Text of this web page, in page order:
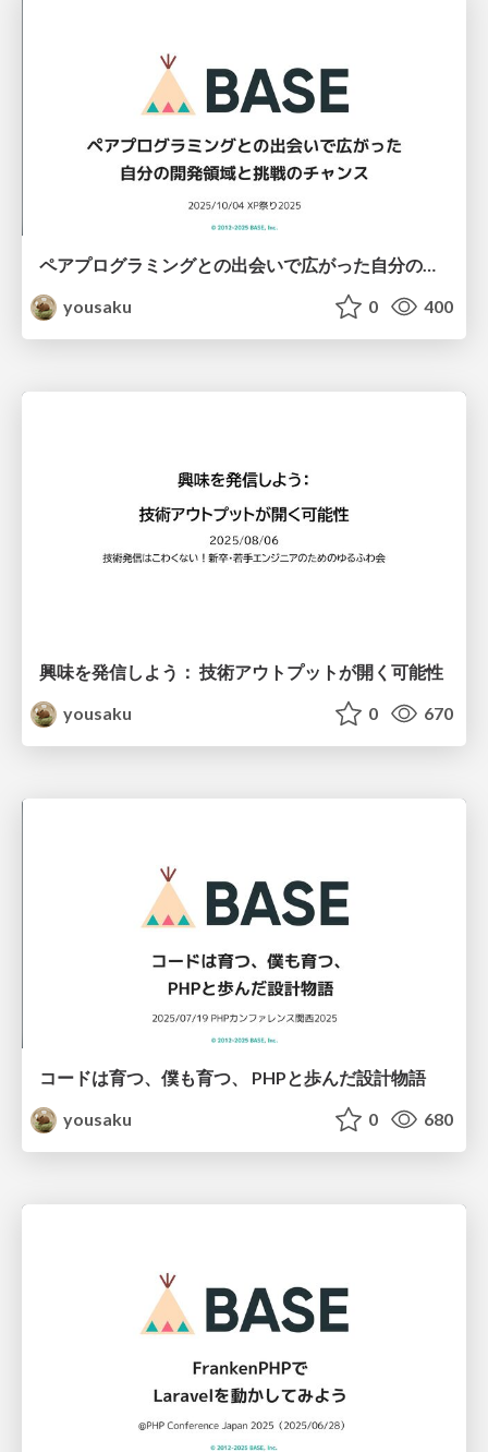
ペアプログラミングとの出会いで広がった自分の開発領域と挑戦のチャンス
yousaku
0 400
興味を発信しよう： 技術アウトプットが開く可能性
yousaku
0 670
コードは育つ、僕も育つ、 PHPと歩んだ設計物語
yousaku
0 680